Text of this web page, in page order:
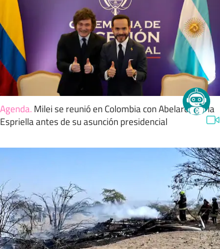
Agenda. Milei se reunió en Colombia con Abelardo de la
Espriella antes de su asunción presidencial